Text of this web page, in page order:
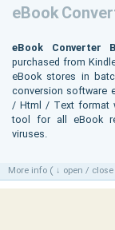
eBook
eBook Converter
purchased from
eBook stores in
conversion software
/ Html / Text format
tool for all eBook
viruses.
More info ( ↓ open /